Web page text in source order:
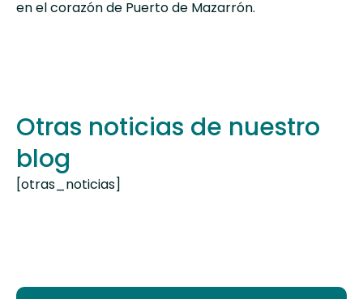
en el corazón de Puerto de Mazarrón.
Otras noticias de nuestro
blog
[otras_noticias]